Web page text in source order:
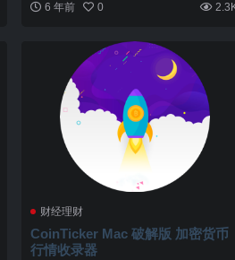
6 年前 0
财经理财
CoinTicker Mac 破解版 加密货币
行情收录器